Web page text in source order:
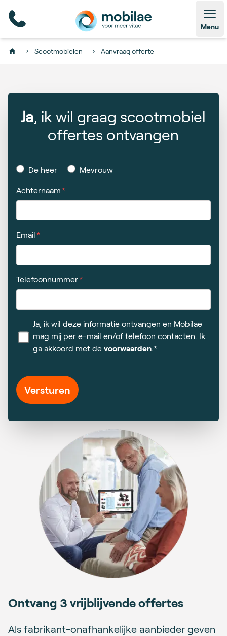
Menu
Home Scootmobielen Aanvraag offerte
Ontvang 3 vrijblijvende offertes
Als fabrikant-onafhankelijke aanbieder geven
Ja, ik wil graag scootmobiel
offertes ontvangen
De heer Mevrouw
Achternaam
Email
Telefoonnummer
Ja, ik wil deze informatie ontvangen en Mobilae
mag mij per e-mail en/of telefoon contacten. Ik
ga akkoord met de voorwaarden.*
Versturen